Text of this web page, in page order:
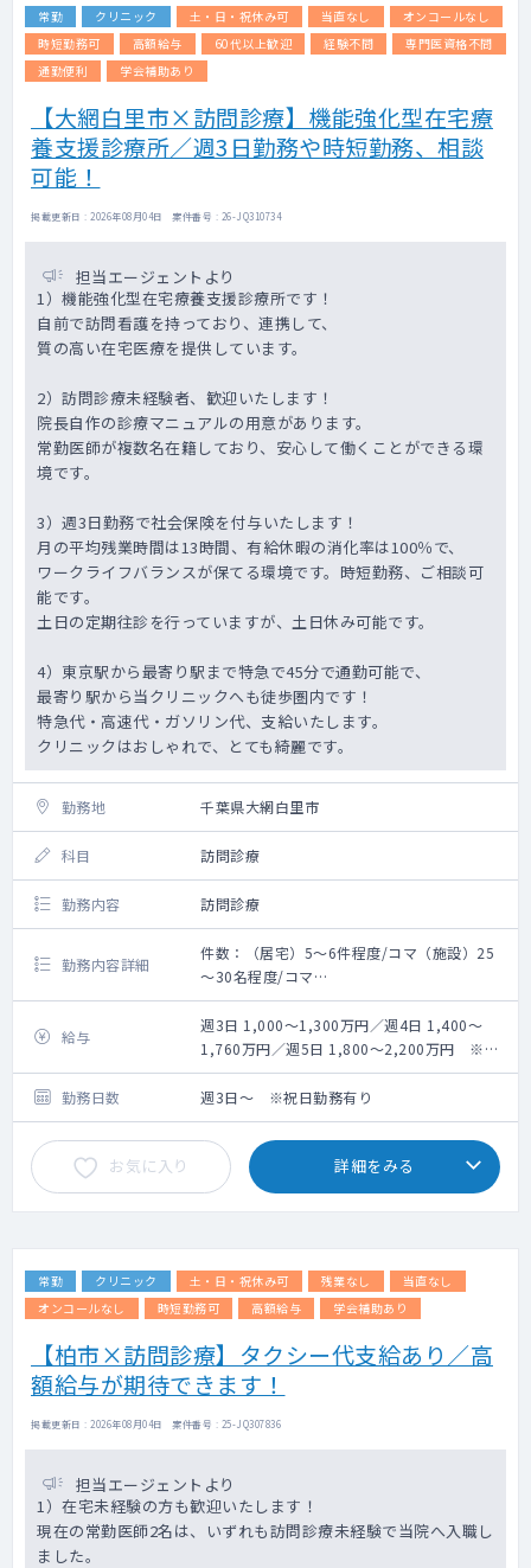
常勤 クリニック 土・日・祝休み可 当直なし
オンコールなし
時短勤務可
高額給与 60代以上歓迎 経験不問
専門医資格不問
通勤便利
学会補助あり
【大網白里市×訪問診療】機能強化型在宅療
養支援診療所／週3日勤務や時短勤務、相談
可能！
掲載更新日 : 2026年08月04日 案件番号 : 26-JQ310734
担当エージェントより
1）機能強化型在宅療養支援診療所です！
自前で訪問看護を持っており、連携して、
質の高い在宅医療を提供しています。
2）訪問診療未経験者、歓迎いたします！
院長自作の診療マニュアルの用意があります。
常勤医師が複数名在籍しており、安心して働くことができる環
境です。
3）週3日勤務で社会保険を付与いたします！
月の平均残業時間は13時間、有給休暇の消化率は100％で、
ワークライフバランスが保てる環境です。時短勤務、ご相談可
能です。
土日の定期往診を行っていますが、土日休み可能です。
4）東京駅から最寄り駅まで特急で45分で通勤可能で、
最寄り駅から当クリニックへも徒歩圏内です！
特急代・高速代・ガソリン代、支給いたします。
クリニックはおしゃれで、とても綺麗です。
勤務地 千葉県大網白里市
科目 訪問診療
勤務内容 訪問診療
勤務内容詳細
件数：（居宅）5～6件程度/コマ（施設）25
～30名程度/コマ
割合：（居宅）65％（施設）35％
体制：医師、ドライバー兼事務 ※看護師の
同行は場合による
朝（9:00～）と夕方（17:45～）にカンファ
レンスを実施しています。
5週目は定期訪問を実施しておらず、事務作業
をされる先生もいれば、
有給休暇を取得される先生もいらっしゃいま
す。
精神科・皮膚科疾患は、非常勤医師が対応し
給与
週3日 1,000～1,300万円／週4日 1,400～
1,760万円／週5日 1,800～2,200万円 ※キ
ャリア・経験等による
勤務日数
週3日～ ※祝日勤務有り
お気に入り 詳細をみる
常勤 クリニック 土・日・祝休み可 残業なし
当直なし
オンコールなし
時短勤務可 高額給与 学会補助あり
【柏市×訪問診療】タクシー代支給あり／高
額給与が期待できます！
掲載更新日 : 2026年08月04日 案件番号 : 25-JQ307836
担当エージェントより
1）在宅未経験の方も歓迎いたします！
現在の常勤医師2名は、いずれも訪問診療未経験で当院へ入職し
ました。